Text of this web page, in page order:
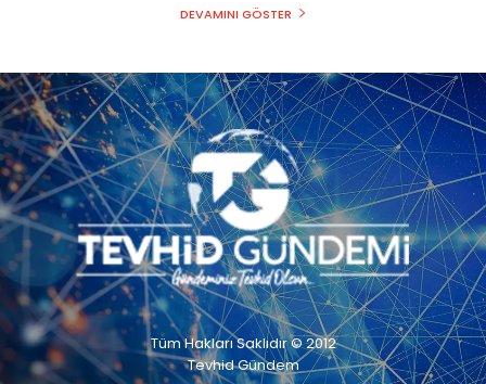
DEVAMINI GÖSTER
Tüm Hakları Saklıdır © 2012
Tevhid Gündem